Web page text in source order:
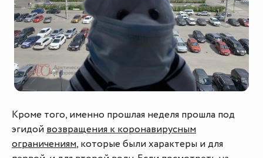
Кроме того, именно прошлая неделя прошла под
эгидойвозвращения к коронавирусным
ограничениям, которые были характеры и для